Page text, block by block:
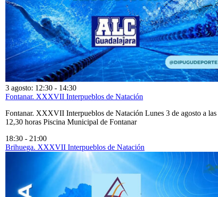
3 agosto: 12:30 - 14:30
Fontanar. XXXVII Interpueblos de Natación
Fontanar. XXXVII Interpueblos de Natación Lunes 3 de agosto a las
12,30 horas Piscina Municipal de Fontanar
18:30 - 21:00
Brihuega. XXXVII Interpueblos de Natación